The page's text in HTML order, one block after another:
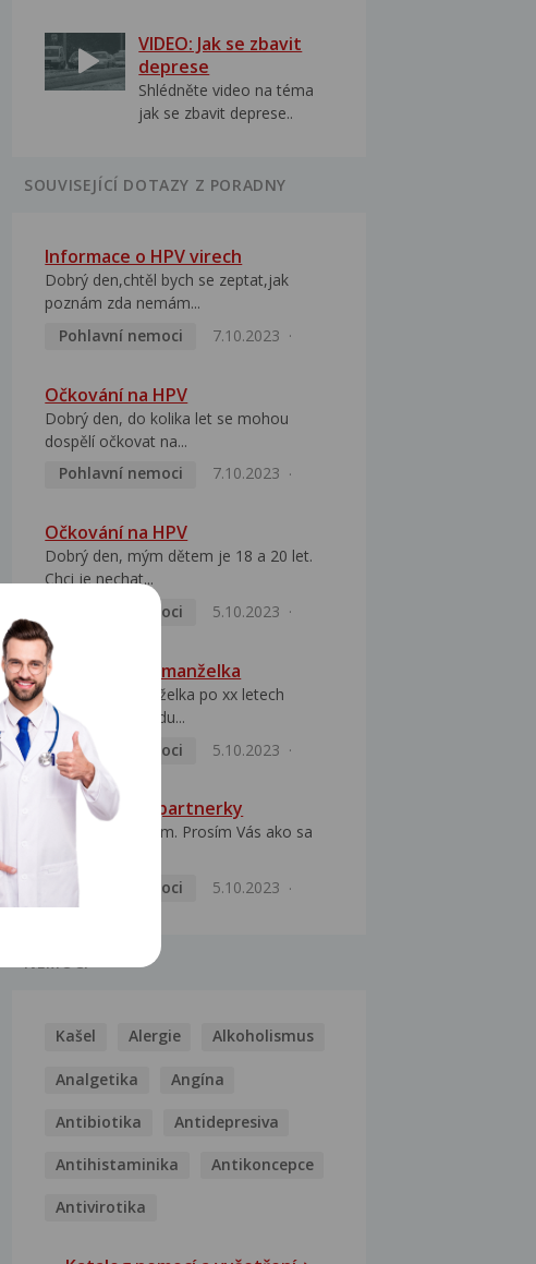
VIDEO: Jak se zbavit
deprese
Shlédněte video na téma
jak se zbavit deprese..
SOUVISEJÍCÍ DOTAZY Z PORADNY
Informace o HPV virech
Dobrý den,chtěl bych se zeptat,jak
poznám zda nemám...
Pohlavní nemoci
7.10.2023
Očkování na HPV
Dobrý den, do kolika let se mohou
dospělí očkovat na...
Pohlavní nemoci
7.10.2023
Očkování na HPV
Dobrý den, mým dětem je 18 a 20 let.
Chci je nechat...
Pohlavní nemoci
5.10.2023
HPV pozitivní manželka
Dobrý den, manželka po xx letech
přivezla z Východu...
Pohlavní nemoci
5.10.2023
HPV typ 52 u partnerky
Dobrý deň prajem. Prosím Vás ako sa
Pohlavní nemoci
5.10.2023
NEMOCI
Kašel Alergie Alkoholismus
Analgetika Angína
Antibiotika Antidepresiva
Antihistaminika Antikoncepce
Antivirotika